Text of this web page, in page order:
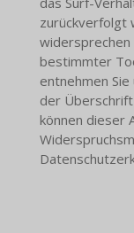
zurückverfolgt
widersprechen
bestimmter
entnehmen
der Überschrift
können dieser